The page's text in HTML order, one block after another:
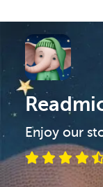
Enjoy our